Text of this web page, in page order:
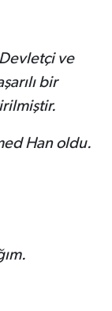
ve
bir
Han oldu.